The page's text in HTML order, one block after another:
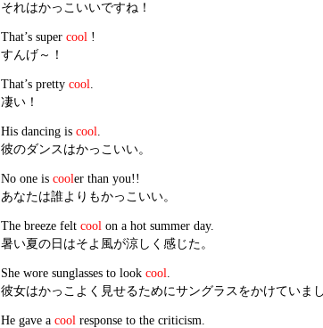
それはかっこいいですね！
That’s super cool !
すんげ～！
That’s pretty cool.
凄い！
His dancing is cool.
彼のダンスはかっこいい。
No one is cooler than you!!
あなたは誰よりもかっこいい。
The breeze felt cool on a hot summer day.
暑い夏の日はそよ風が涼しく感じた。
She wore sunglasses to look cool.
彼女はかっこよく見せるためにサングラスをかけていまし
He gave a cool response to the criticism.